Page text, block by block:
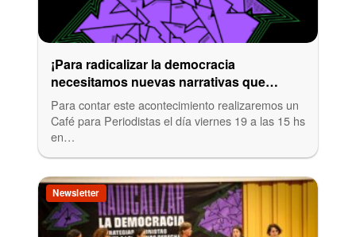
¡Para radicalizar la democracia
necesitamos nuevas narrativas que
cuenten nuestras estrategias feministas!
Para contar este acontecimiento realizaremos un
Café para Periodistas el día viernes 19 a las 15 hs
en…
Newsletter